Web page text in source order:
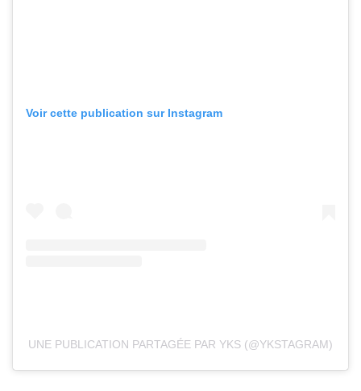
Voir cette publication sur Instagram
UNE PUBLICATION PARTAGÉE PAR YKS (@YKSTAGRAM)